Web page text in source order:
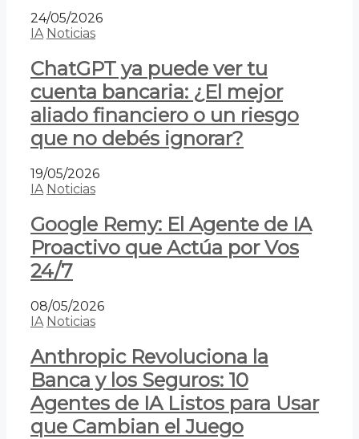
24/05/2026
IA Noticias
ChatGPT ya puede ver tu
cuenta bancaria: ¿El mejor
aliado financiero o un riesgo
que no debés ignorar?
19/05/2026
IA Noticias
Google Remy: El Agente de IA
Proactivo que Actúa por Vos
24/7
08/05/2026
IA Noticias
Anthropic Revoluciona la
Banca y los Seguros: 10
Agentes de IA Listos para Usar
que Cambian el Juego